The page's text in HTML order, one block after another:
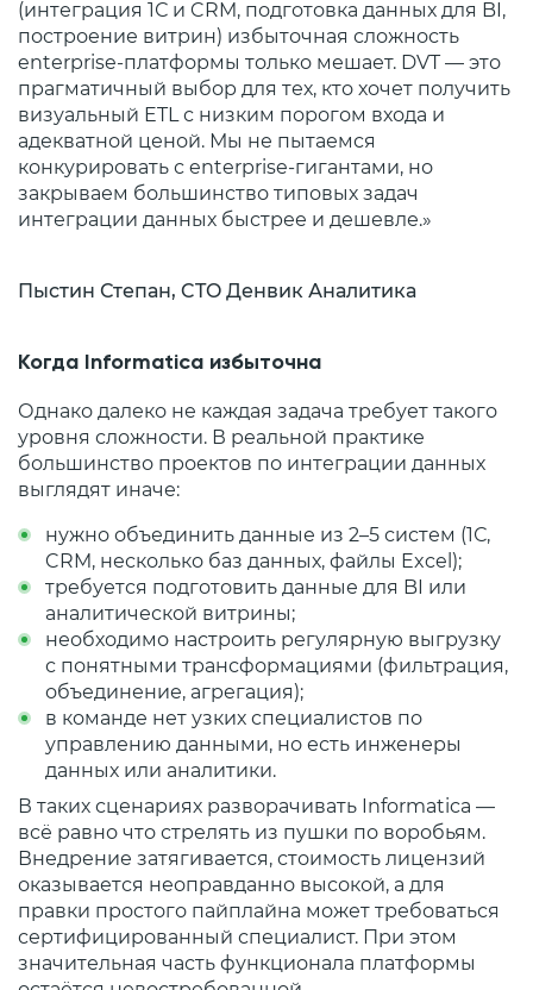
(интеграция 1С и CRM, подготовка данных для BI,
построение витрин) избыточная сложность
enterprise‑платформы только мешает. DVT — это
прагматичный выбор для тех, кто хочет получить
визуальный ETL с низким порогом входа и
адекватной ценой. Мы не пытаемся
конкурировать с enterprise‑гигантами, но
закрываем большинство типовых задач
интеграции данных быстрее и дешевле.»
Пыстин Степан, CTO Денвик Аналитика
Когда Informatica избыточна
Однако далеко не каждая задача требует такого
уровня сложности. В реальной практике
большинство проектов по интеграции данных
выглядят иначе:
нужно объединить данные из 2–5 систем (1С,
CRM, несколько баз данных, файлы Excel);
требуется подготовить данные для BI или
аналитической витрины;
необходимо настроить регулярную выгрузку
с понятными трансформациями (фильтрация,
объединение, агрегация);
в команде нет узких специалистов по
управлению данными, но есть инженеры
данных или аналитики.
В таких сценариях разворачивать Informatica —
всё равно что стрелять из пушки по воробьям.
Внедрение затягивается, стоимость лицензий
оказывается неоправданно высокой, а для
правки простого пайплайна может требоваться
сертифицированный специалист. При этом
значительная часть функционала платформы